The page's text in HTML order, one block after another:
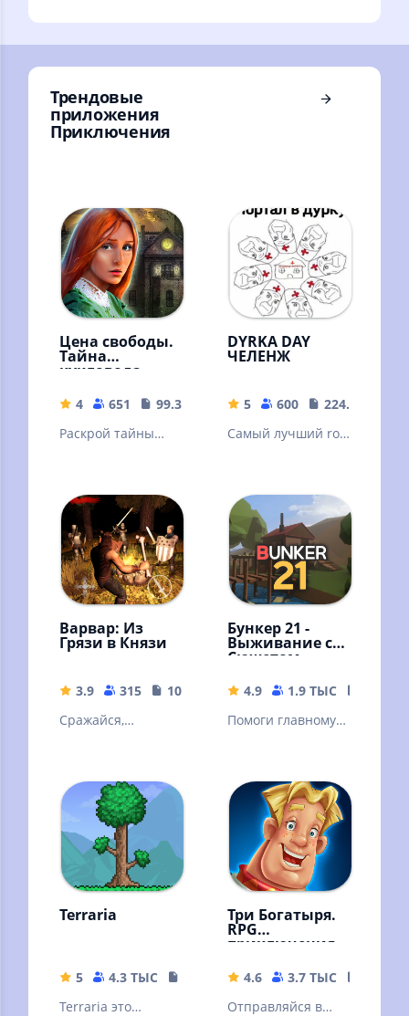
огромном
средневековом
Трендовые
приложения
Приключения
Цена свободы.
Тайна
кукловода
4 651
99.3 MB
Раскрой тайны
загадочных
обитателей!
DYRKA DAY
ЧЕЛЕНЖ
5 600
224.92 MB
Самый лучший rofl
Варвар: Из
Грязи в Князи
3.9 315
108.38 MB
Сражайся,
историю в
огромном
средневековом
мире!
Бункер 21 -
Выживание с
Сюжетом
4.9 1.9 ТЫС
Помоги главному
пройди с ним все
квесты!
Terraria
5 4.3 ТЫС
137.6 MB
Terraria это
Три Богатыря.
RPG
приключения
4.6 3.7 ТЫС
Отправляйся в